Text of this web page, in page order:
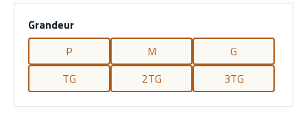
Grandeur
P
M
G
TG
2TG 3TG